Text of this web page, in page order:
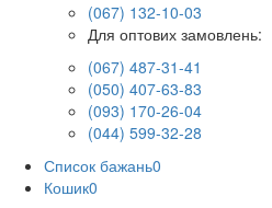
(067) 132-10-03
Для оптових замовлень:
(067) 487-31-41
(050) 407-63-83
(093) 170-26-04
(044) 599-32-28
Список бажань0
Кошик0